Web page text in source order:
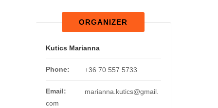
ORGANIZER
Kutics Marianna
Phone: +36 70 557 5733
Email:
marianna.kutics@gmail.
com